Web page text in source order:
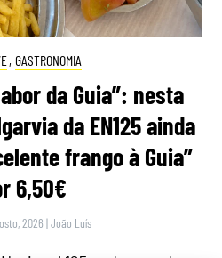
, GASTRONOMIA
da Guia”: nesta
da EN125 ainda
frango à Guia”
6,50€
2026 |João Luís